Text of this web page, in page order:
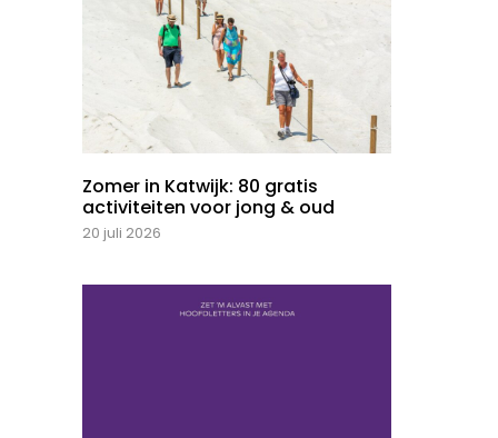
Zomer in Katwijk: 80 gratis
activiteiten voor jong & oud
20 juli 2026